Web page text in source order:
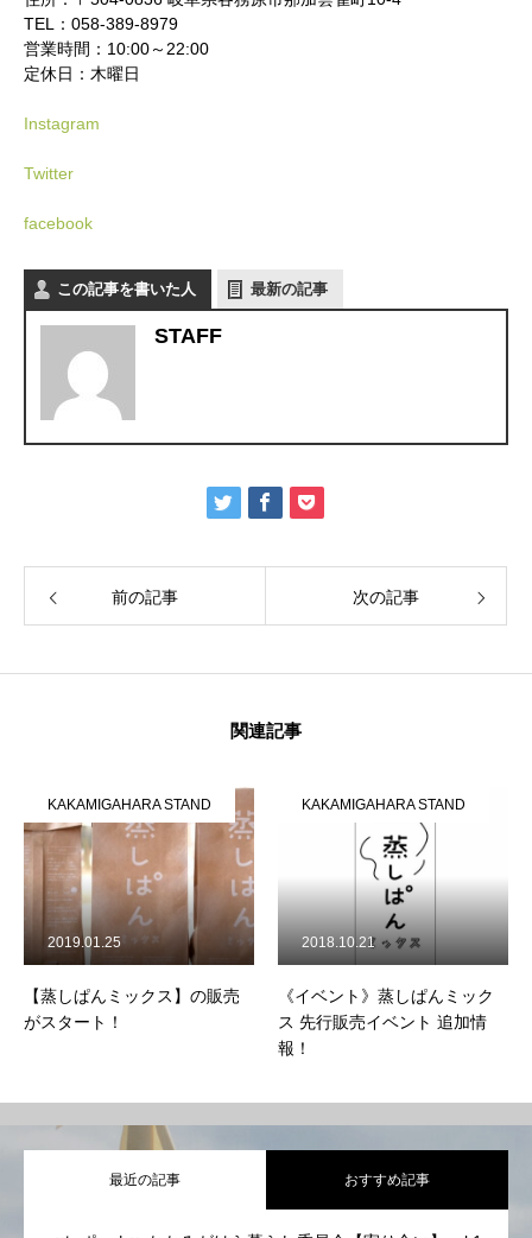
かかみがはら暮らし委員会とは？
活動内容
寄り合い
会社概要
Instagram
TEL：058-389-8979
営業時間：10:00～22:00
定休日：木曜日
Instagram
Twitter
facebook
この記事を書いた人 最新の記事
STAFF
前の記事 次の記事
関連記事
KAKAMIGAHARA STAND
【蒸しぱんミックス】の販売
がスタート！
2019.01.25
KAKAMIGAHARA STAND
《イベント》蒸しぱんミック
ス 先行販売イベント 追加情
報！
2018.10.21
最近の記事 おすすめ記事